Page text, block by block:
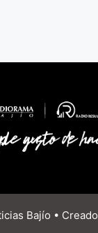
Bajío •